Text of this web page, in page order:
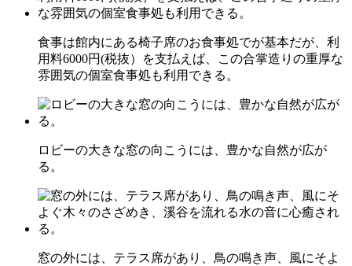
食事は館内にある椅子席のお食事処でが基本だが、利
用料6000円(税抜）を支払えば、この合掌造りの重厚な
雰囲気の個室食事処も利用できる。
ロビーの大きな窓の向こうには、豊かな自然が広が
る。
窓の外には、テラス席があり、鳥の鳴き声、風にそよ